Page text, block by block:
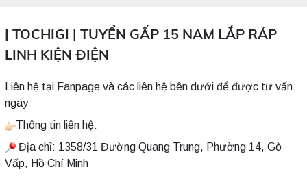
| TOCHIGI | TUYỂN GẤP 15 NAM LẮP RÁP
LINH KIỆN ĐIỆN
Liên hệ tại Fanpage và các liên hệ bên dưới để được tư vấn
ngay
Thông tin liên hệ:
Địa chỉ: 1358/31 Đường Quang Trung, Phường 14, Gò
Vấp, Hồ Chí Minh